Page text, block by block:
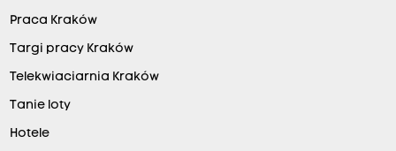
Praca Kraków
Targi pracy Kraków
Telekwiaciarnia Kraków
Tanie loty
Hotele